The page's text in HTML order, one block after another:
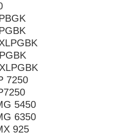
7250
5450
6350
925